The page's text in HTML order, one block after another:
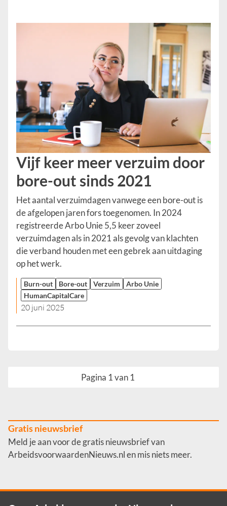
Vijf keer meer verzuim door
bore-out sinds 2021
Het aantal verzuimdagen vanwege een bore-out is
de afgelopen jaren fors toegenomen. In 2024
registreerde Arbo Unie 5,5 keer zoveel
verzuimdagen als in 2021 als gevolg van klachten
die verband houden met een gebrek aan uitdaging
op het werk.
Burn-out Bore-out Verzuim
Arbo Unie
HumanCapitalCare
20 juni 2025
Pagina 1 van 1
Gratis nieuwsbrief
Meld je aan voor de gratis nieuwsbrief van
ArbeidsvoorwaardenNieuws.nl en mis niets meer.